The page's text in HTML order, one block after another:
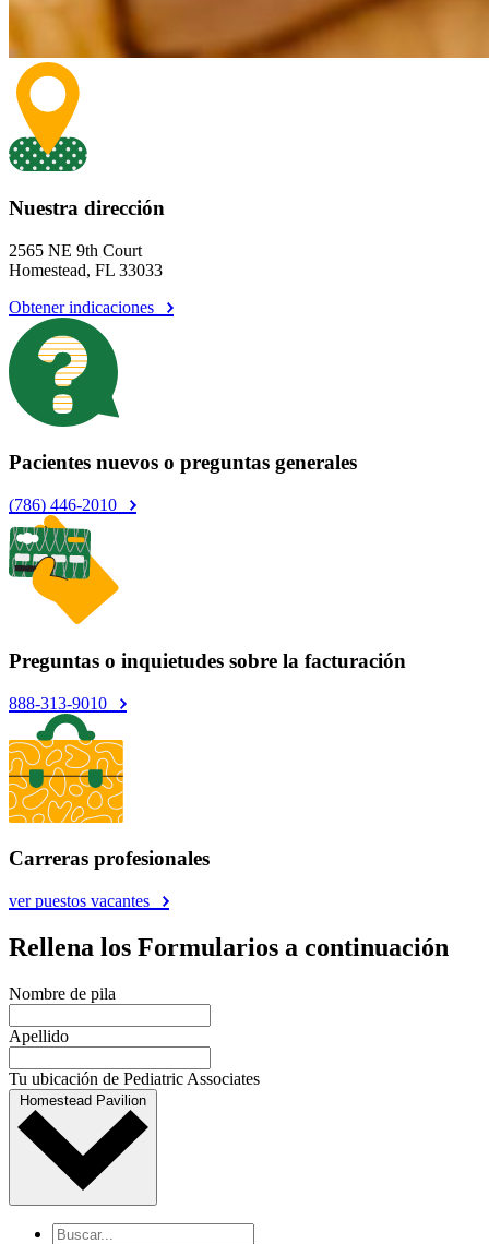
Nuestra dirección
2565 NE 9th Court
Homestead, FL 33033
Obtener indicaciones
Pacientes nuevos o preguntas generales
(786) 446-2010
Preguntas o inquietudes sobre la facturación
888-313-9010
Carreras profesionales
ver puestos vacantes
Rellena los Formularios a continuación
Nombre de pila
Apellido
Tu ubicación de Pediatric Associates
Homestead Pavilion